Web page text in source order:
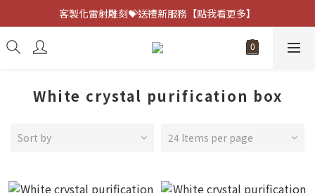
客製化雷射雕刻💝送禮新服務【點我看更多】
客製化雷射雕刻💝送禮新服務【點我看更多】
避邪防小人⚡指定黑曜石 任選兩件75折
White crystal purification box
Sort by 24 Items per page